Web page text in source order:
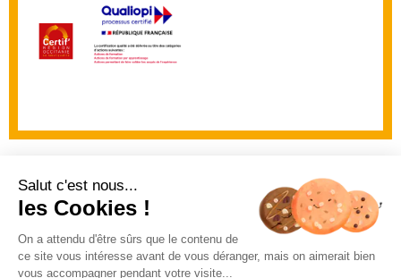
© 2026 IRFA Sud
Mentions
légales
Politique de
confidentialité
Déclaration
Suivez-nous :
Salut c'est nous...
les Cookies !
On a attendu d'être sûrs que le contenu de
ce site vous intéresse avant de vous déranger, mais on aimerait bien
vous accompagner pendant votre visite...